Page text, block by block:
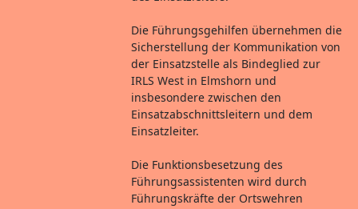
Die Führungsgehilfen übernehmen die
Sicherstellung der Kommunikation von
der Einsatzstelle als Bindeglied zur
IRLS West in Elmshorn und
insbesondere zwischen den
Einsatzabschnittsleitern und dem
Einsatzleiter.
Die Funktionsbesetzung des
Führungsassistenten wird durch
Führungskräfte der Ortswehren